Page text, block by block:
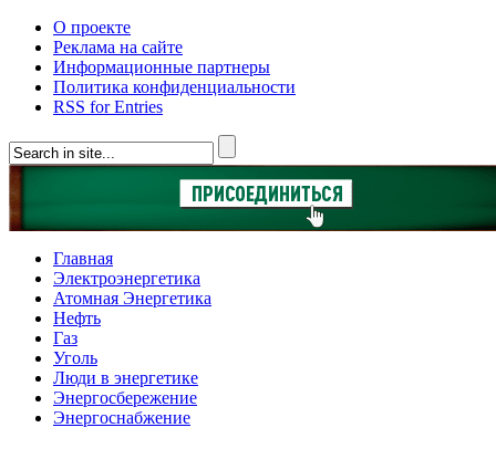
О проекте
Реклама на сайте
Информационные партнеры
Политика конфиденциальности
RSS for Entries
Главная
Электроэнергетика
Атомная Энергетика
Нефть
Газ
Уголь
Люди в энергетике
Энергосбережение
Энергоснабжение